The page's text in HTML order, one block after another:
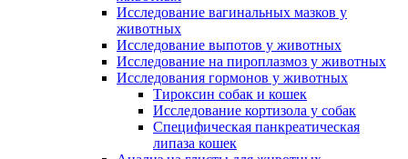
Исследование вагинальных мазков у
животных
Исследование выпотов у животных
Исследование на пироплазмоз у животных
Исследования гормонов у животных
Тироксин собак и кошек
Исследование кортизола у собак
Специфическая панкреатическая
липаза кошек